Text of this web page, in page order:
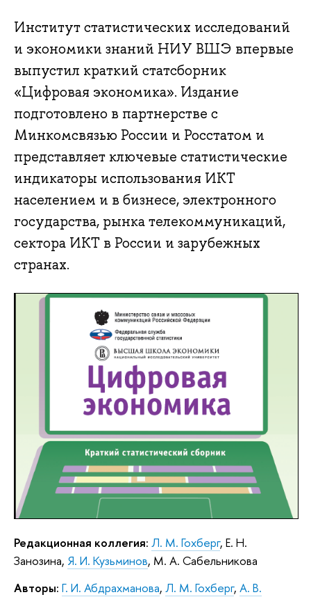
Институт статистических исследований
и экономики знаний НИУ ВШЭ впервые
выпустил краткий статсборник
«Цифровая экономика». Издание
подготовлено в партнерстве с
Минкомсвязью России и Росстатом и
представляет ключевые статистические
индикаторы использования ИКТ
населением и в бизнесе, электронного
государства, рынка телекоммуникаций,
сектора ИКТ в России и зарубежных
странах.
Редакционная коллегия: Л. М. Гохберг, Е. Н.
Занозина, Я. И. Кузьминов, М. А. Сабельникова
Авторы: Г. И. Абдрахманова, Л. М. Гохберг, А. В.